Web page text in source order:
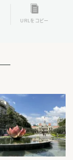
URLをコピー